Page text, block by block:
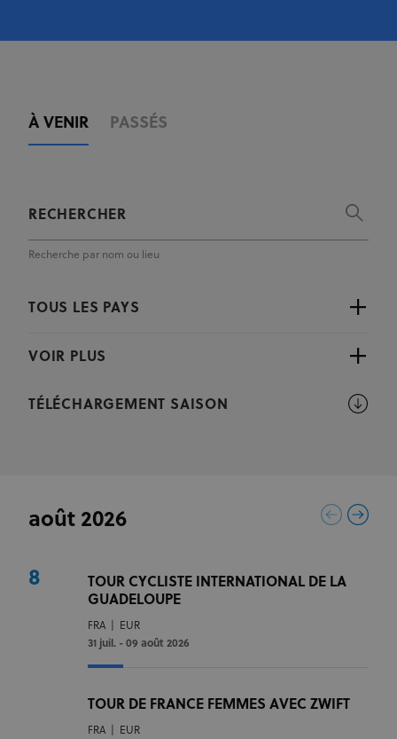
À VENIR PASSÉS
Recherche par nom ou lieu
TOUS LES PAYS
VOIR PLUS
TÉLÉCHARGEMENT SAISON
août 2026
8
TOUR CYCLISTE INTERNATIONAL DE LA
GUADELOUPE
FRA
EUR
31 juil. - 09 août 2026
TOUR DE FRANCE FEMMES AVEC ZWIFT
FRA
EUR